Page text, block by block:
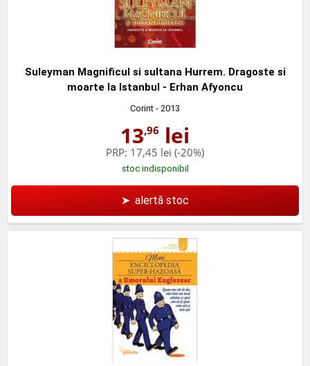
Suleyman Magnificul si sultana Hurrem. Dragoste si
moarte la Istanbul - Erhan Afyoncu
Corint - 2013
13,96 lei
PRP: 17,45 lei (-20%)
stoc indisponibil
➤ alertă stoc